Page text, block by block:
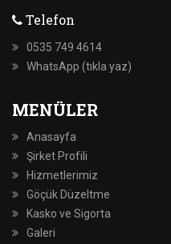
Telefon
0535 749 4614
WhatsApp (tıkla yaz)
MENÜLER
Anasayfa
Şirket Profili
Hizmetlerimiz
Göçük Düzeltme
Kasko ve Sigorta
Galeri